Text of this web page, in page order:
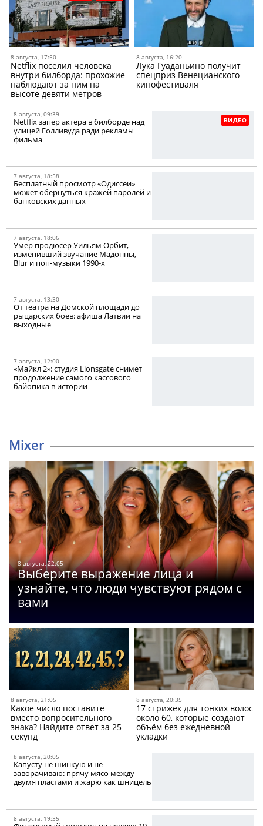
8 августа, 17:50
Netflix поселил человека
внутри билборда: прохожие
наблюдают за ним на
высоте девяти метров
8 августа, 16:20
Лука Гуаданьино получит
спецприз Венецианского
кинофестиваля
ВИДЕО
8 августа, 09:39
Netflix запер актера в билборде над
улицей Голливуда ради рекламы
фильма
7 августа, 18:58
Бесплатный просмотр «Одиссеи»
может обернуться кражей паролей и
банковских данных
7 августа, 18:06
Умер продюсер Уильям Орбит,
изменивший звучание Мадонны,
Blur и поп-музыки 1990-х
7 августа, 13:30
От театра на Домской площади до
рыцарских боев: афиша Латвии на
выходные
7 августа, 12:00
«Майкл 2»: студия Lionsgate снимет
продолжение самого кассового
байопика в истории
Mixer
8 августа, 22:05
Выберите выражение лица и
узнайте, что люди чувствуют рядом с
вами
8 августа, 21:05
Какое число поставите
вместо вопросительного
знака? Найдите ответ за 25
секунд
8 августа, 20:35
17 стрижек для тонких волос
около 60, которые создают
объём без ежедневной
укладки
8 августа, 20:05
Капусту не шинкую и не
заворачиваю: прячу мясо между
двумя пластами и жарю как шницель
8 августа, 19:35